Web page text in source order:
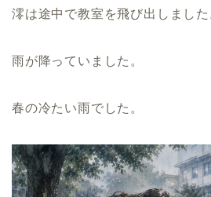
澪は途中で教室を飛び出しました
雨が降っていました。
春の冷たい雨でした。